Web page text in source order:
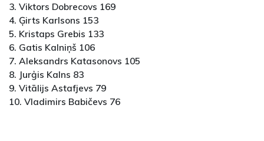
3. Viktors Dobrecovs 169
4. Ģirts Karlsons 153
5. Kristaps Grebis 133
6. Gatis Kalniņš 106
7. Aleksandrs Katasonovs 105
8. Jurģis Kalns 83
9. Vitālijs Astafjevs 79
10. Vladimirs Babičevs 76